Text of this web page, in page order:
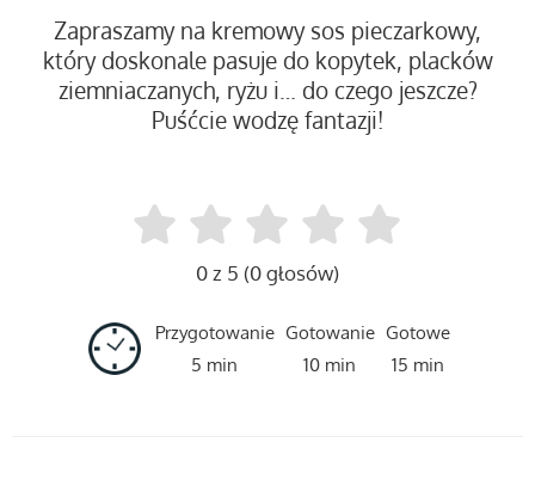
Zapraszamy na kremowy sos pieczarkowy,
który doskonale pasuje do kopytek, placków
ziemniaczanych, ryżu i… do czego jeszcze?
Puśćcie wodzę fantazji!
0 z 5 (0 głosów)
Przygotowanie Gotowanie Gotowe
5 min
10 min 15 min